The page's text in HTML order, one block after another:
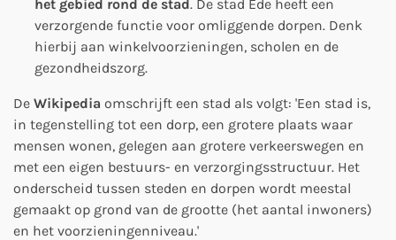
het gebied rond de stad. De stad Ede heeft een
verzorgende functie voor omliggende dorpen. Denk
hierbij aan winkelvoorzieningen, scholen en de
gezondheidszorg.
De Wikipedia omschrijft een stad als volgt: 'Een stad is,
in tegenstelling tot een dorp, een grotere plaats waar
mensen wonen, gelegen aan grotere verkeerswegen en
met een eigen bestuurs- en verzorgingsstructuur. Het
onderscheid tussen steden en dorpen wordt meestal
gemaakt op grond van de grootte (het aantal inwoners)
en het voorzieningenniveau.'